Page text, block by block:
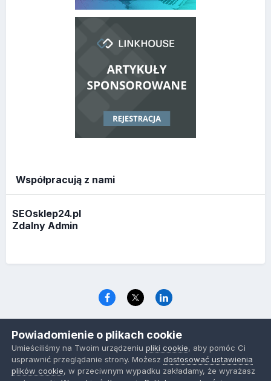
Współpracują z nami
SEOsklep24.pl
Zdalny Admin
www.optymalizacja.com
Powered by Invision Community
Powiadomienie o plikach cookie
Umieściliśmy na Twoim urządzeniupliki cookie, aby pomóc Ci
usprawnić przeglądanie strony. Możeszdostosować ustawienia
plików cookie, w przeciwnym wypadku zakładamy, że wyrażasz